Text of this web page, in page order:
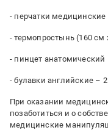
- перчатки
- термопростынь (160 см
- пинцет анатомический
- булавки английские –
При оказании
позаботиться и о
медицинские